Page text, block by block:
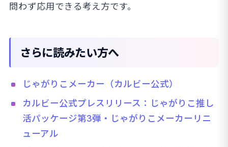
問わず応用できる考え方です。
さらに読みたい方へ
じゃがりこメーカー（カルビー公式）
カルビー公式プレスリリース：じゃがりこ推し
活パッケージ第3弾・じゃがりこメーカーリニ
ューアル